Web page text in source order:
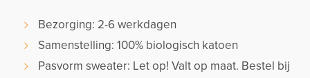
Bezorging: 2-6 werkdagen
Samenstelling: 100% biologisch katoen
Pasvorm sweater: Let op! Valt op maat. Bestel bij